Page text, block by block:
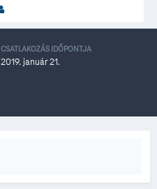
CSATLAKOZÁS IDŐPONTJA
2019. január 21.